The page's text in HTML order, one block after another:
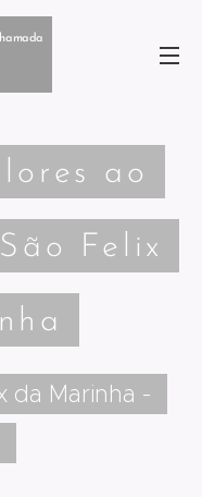
ao
Felix
da Marinha -